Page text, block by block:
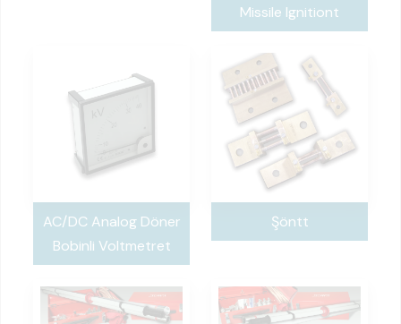
Missile Ignitiont
AC/DC Analog Döner
Bobinli Voltmetret
Şöntt